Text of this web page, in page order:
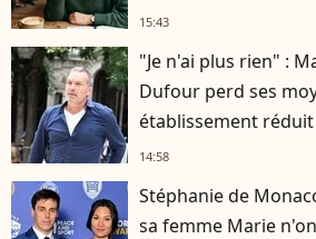
15:43
"Je n'ai plus rien" :
Dufour perd ses
établissement
14:58
Stéphanie de
sa femme Marie